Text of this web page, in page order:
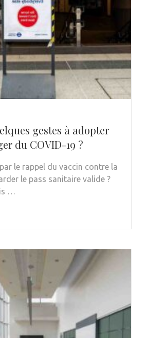
gestes à adopter
du COVID-19 ?
le rappel du vaccin contre la
le pass sanitaire valide ?
…